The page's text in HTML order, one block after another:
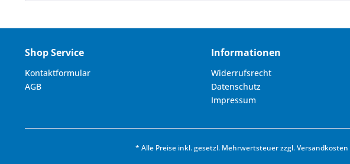
Shop Service
Kontaktformular
AGB
Informationen
Widerrufsrecht
Datenschutz
Impressum
* Alle Preise inkl. gesetzl. Mehrwertsteuer zzgl.Versandkosten